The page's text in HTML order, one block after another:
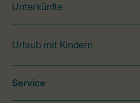
Unterkünfte
Urlaub mit Kindern
Service